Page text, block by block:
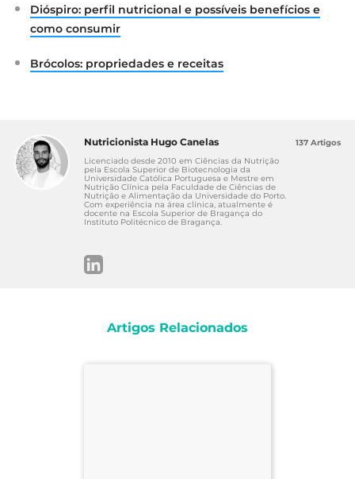
A. Parnell, J., & A. Reimer, R.
(2012). Prebiotic fiber modulation of the
obesity and the metabolic
flora in health and disease. Disponível
em:https://www.ncbi.nlm.nih.gov/pubmed/
12583961
Andoh, A., et.al. (2003). Role of Dietary
Fiber and Short-Chain Fatty Acids in the
em:https://www.ncbi.nlm.nih.gov/pubmed/
12570825
Dióspiro: perfil nutricional e possíveis benefícios e
como consumir
Brócolos: propriedades e receitas
Nutricionista Hugo Canelas
Licenciado desde 2010 em Ciências da Nutrição
pela Escola Superior de Biotecnologia da
Universidade Católica Portuguesa e Mestre em
Nutrição Clínica pela Faculdade de Ciências de
Nutrição e Alimentação da Universidade do Porto.
Com experiência na área clínica, atualmente é
docente na Escola Superior de Bragança do
Instituto Politécnico de Bragança.
137 Artigos
Artigos Relacionados